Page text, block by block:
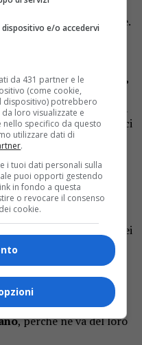
che, a
quanto si possa pensare.
ne rende conto, ma
rispetto a quello
di acquisto “a peso”,
l’incidenza della
– Quando si fa una
caso e spesso non ci
per questioni di
di cercare di
tutela nei confronti dei
stesse, perché può
tratta di una
spesso i responsabili
nemmeno al corrente.
abbiamo
, perché ne va del loro
e/o accedervi
da 431 partner e le
(come cookie,
dispositivo) potrebbero
loro visualizzate e
specifico da questo
utilizzare dati di
.
i tuoi dati personali sulla
puoi opporti gestendo
in fondo a questa
o revocare il consenso
cookie.